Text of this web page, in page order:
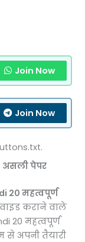
Join Now
Join Now
असली पेपर
20 महत्वपूर्ण
कराने वाले
20 महत्वपूर्ण
से अपनी तैयारी